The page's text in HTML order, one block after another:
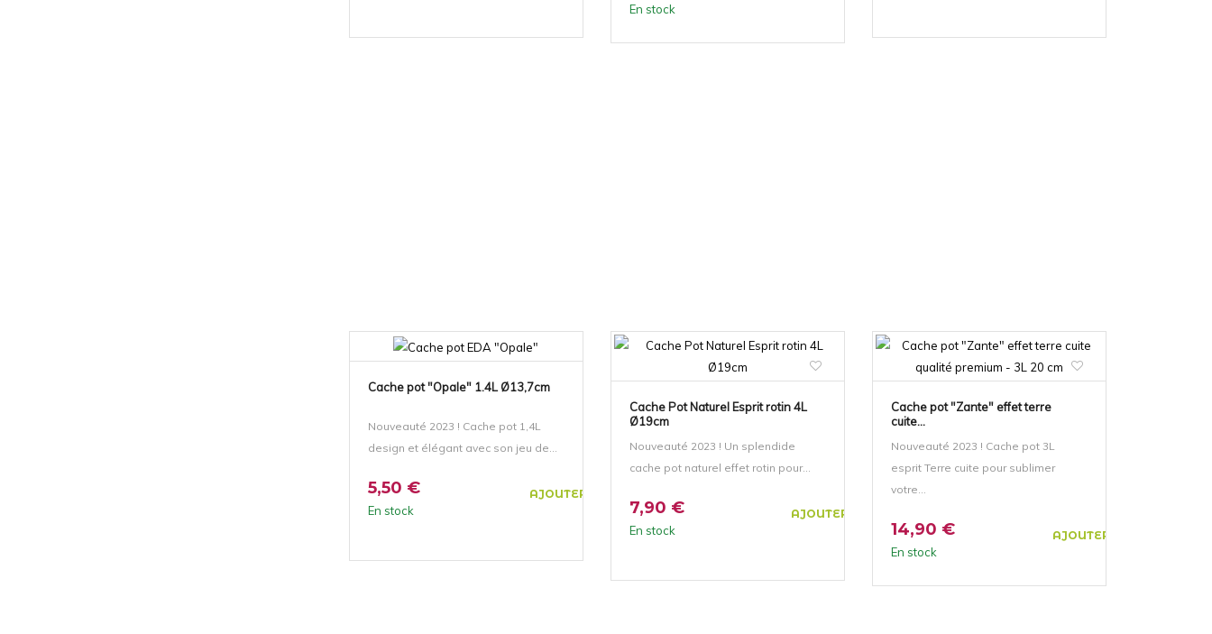
En stock
Cache pot "Opale" 1.4L Ø13,7cm
Nouveauté 2023 ! Cache pot 1,4L
design et élégant avec son jeu de...
5,50 € AJOUTER AU PANIER
En stock
Cache Pot Naturel Esprit rotin 4L
Ø19cm
Nouveauté 2023 ! Un splendide
cache pot naturel effet rotin pour...
7,90 € AJOUTER AU PANIER
En stock
Cache pot "Zante" effet terre
cuite...
Nouveauté 2023 ! Cache pot 3L
esprit Terre cuite pour sublimer
votre...
14,90 € AJOUTER AU PANIER
En stock